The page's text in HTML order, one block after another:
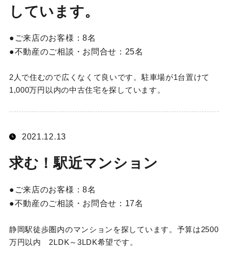
しています。
ご来店のお客様：8名
不動産のご相談・お問合せ： 25名
2人で住むので広くなくて良いです。駐車場が1台置けて
1,000万円以内の中古住宅を探しています。
2021.12.13
求む！駅近マンション
ご来店のお客様：8名
不動産のご相談・お問合せ： 17名
静岡駅徒歩圏内のマンションを探しています。予算は2500
万円以内 2LDK～3LDK希望です。